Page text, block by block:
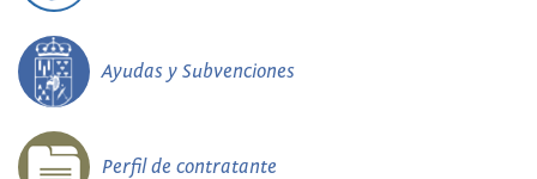
Ayudas y Subvenciones
Perfil de contratante